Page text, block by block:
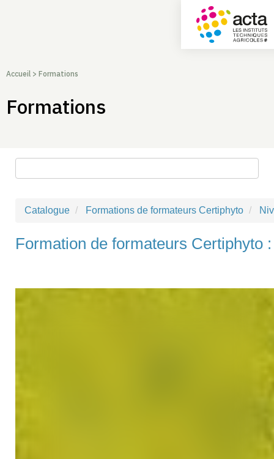
Accueil > Formations
Formations
Catalogue Formations de formateurs Certiphyto
Formation de formateurs Certiphyto